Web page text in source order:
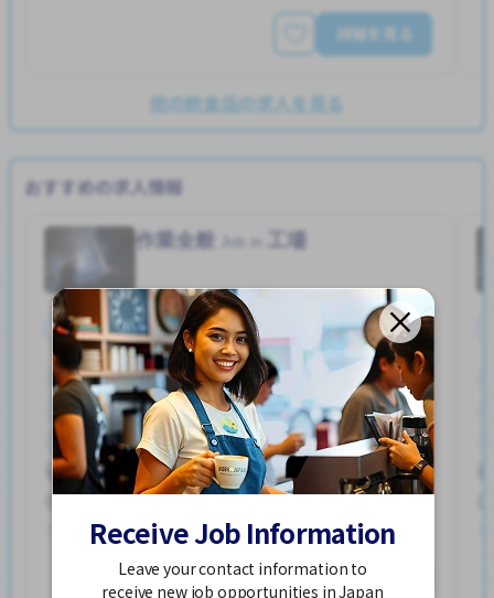
詳細を見る
他の飲食店の求人を見る
おすすめの求人情報
作業全般
正社員
ボーナス まかないあり
交通費支給
外国人勤務中
女性歓迎 寮一部補助
昇給
男性歓迎
自転車通勤
羽床駅 (香川)
求人掲載 ２週間前
詳細を見る
Receive Job Information
Leave your contact information to
receive new job opportunities in Japan